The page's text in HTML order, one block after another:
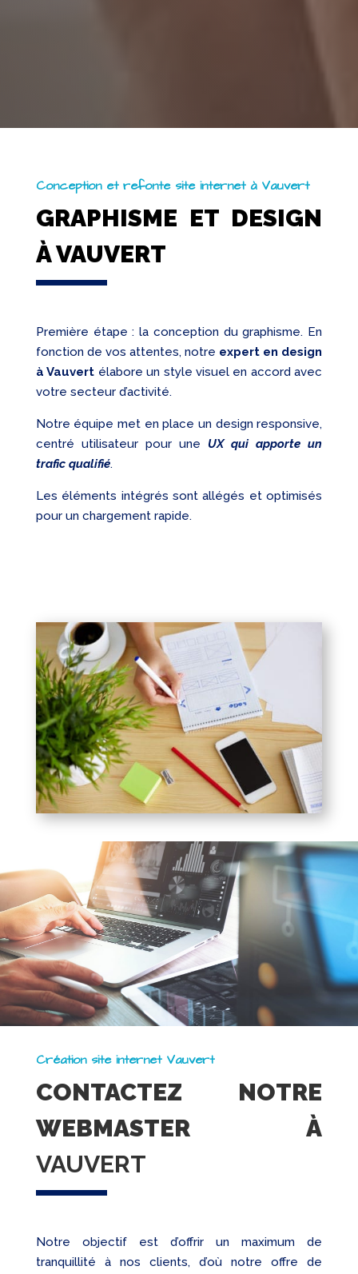
Conception et refonte site internet à Vauvert
GRAPHISME ET DESIGN
À VAUVERT
Première étape : la conception du graphisme. En
fonction de vos attentes, notre expert en design
à Vauvert élabore un style visuel en accord avec
votre secteur d’activité.
Notre équipe met en place un design responsive,
centré utilisateur pour une UX qui apporte un
trafic qualifié.
Les éléments intégrés sont allégés et optimisés
pour un chargement rapide.
Création site internet Vauvert
CONTACTEZ NOTRE
WEBMASTER À
VAUVERT
Notre objectif est d’offrir un maximum de
tranquillité à nos clients, d’où notre offre de